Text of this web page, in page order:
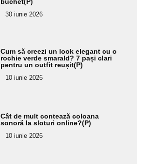
buchet(P)
30 iunie 2026
Cum să creezi un look elegant cu o
rochie verde smarald? 7 pași clari
pentru un outfit reușit(P)
10 iunie 2026
Cât de mult contează coloana
sonoră la sloturi online?(P)
10 iunie 2026